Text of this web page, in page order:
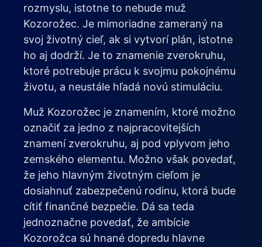
rozmyslu, istotne to nebude muž
Kozorožec. Je mimoriadne zameraný na
svoj životný cieľ, ak si vytvorí plán, istotne
ho aj dodrží. Je to znamenie zverokruhu,
ktoré potrebuje prácu k svojmu pokojnému
životu, a neustále hľadá novú stimuláciu.
Muž Kozorožec je znamením, ktoré možno
označiť za jedno z najpracovitejších
znamení zverokruhu, aj pod vplyvom jeho
zemského elementu. Možno však povedať,
že jeho hlavným životným cieľom je
dosiahnuť zabezpečenú rodinu, ktorá bude
cítiť finančné bezpečie. Dá sa teda
jednoznačne povedať, že ambície
Kozorožca sú hnané dopredu hlavne